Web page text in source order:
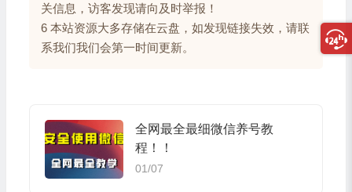
关信息，访客发现请向及时举报！
6 本站资源大多存储在云盘，如发现链接失效，请联
系我们我们会第一时间更新。
全网最全最细微信养号教
程！！
01/07